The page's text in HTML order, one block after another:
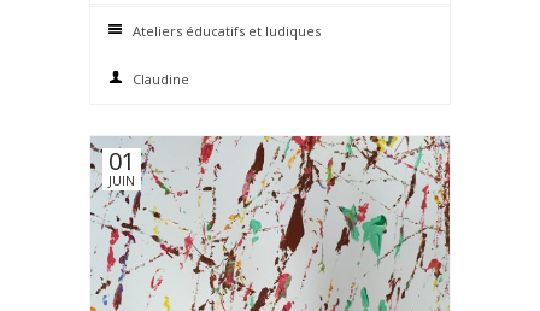
Ateliers éducatifs et ludiques
Claudine
01
JUIN